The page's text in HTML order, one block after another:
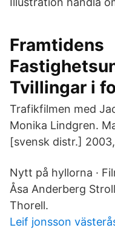
Framtidens
Tvillingar i
Trafikfilmen med
Monika Lindgren.
[svensk distr.]
Nytt på hyllorna ·
Åsa Anderberg
Thorell.
Leif jonsson